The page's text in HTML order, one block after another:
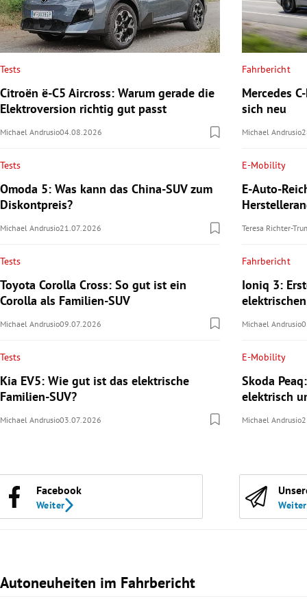
Tests
Citroën ë-C5 Aircross: Warum gerade die
Elektroversion richtig gut passt
Michael Andrusio04.08.2026
Tests
Omoda 5: Was kann das China-SUV zum
Diskontpreis?
Michael Andrusio21.07.2026
Tests
Toyota Corolla Cross: So gut ist ein
Corolla als Familien-SUV
Michael Andrusio09.07.2026
Tests
Kia EV5: Wie gut ist das elektrische
Familien-SUV?
Michael Andrusio03.07.2026
Fahrbericht
Mercedes
sich neu
Michael Andrusio
E-Mobility
E-Auto-
Teresa Richter-
Fahrbericht
Ioniq 3:
Michael Andrusio
E-Mobility
Skoda
elektrisch
Michael Andrusio
Facebook
Weiter Weiter
Autoneuheiten im Fahrbericht
Slide 1 von 3